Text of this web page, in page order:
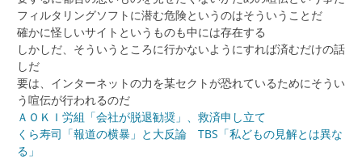
フィルタリングソフトに潜む危険というのはそういうことだ
確かに怪しいサイトというものも中には存在する
しかしだ、そういうところに行かないようにすれば済むだけの話
しだ
要は、インターネットの力を某セクトが恐れているためにそうい
う喧伝が行われるのだ
ＡＯＫＩ労組「会社が脱退勧奨」、救済申し立て
くら寿司「報道の横暴」と大反論 TBS「私どもの見解とは異な
る」